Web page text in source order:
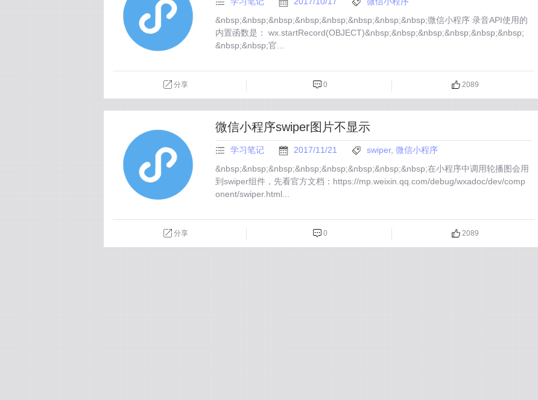
&nbsp;&nbsp;&nbsp;&nbsp;&nbsp;&nbsp;&nbsp;&nbsp;微信小程序 录音API使用的
内置函数是： wx.startRecord(OBJECT)&nbsp;&nbsp;&nbsp;&nbsp;&nbsp;&nbsp;
&nbsp;&nbsp;官...
分享 0 2089
微信小程序swiper图片不显示
学习笔记 2017/11/21 swiper, 微信小程序
&nbsp;&nbsp;&nbsp;&nbsp;&nbsp;&nbsp;&nbsp;&nbsp;在小程序中调用轮播图会用
到swiper组件，先看官方文档：https://mp.weixin.qq.com/debug/wxadoc/dev/comp
onent/swiper.html...
分享 0 2089